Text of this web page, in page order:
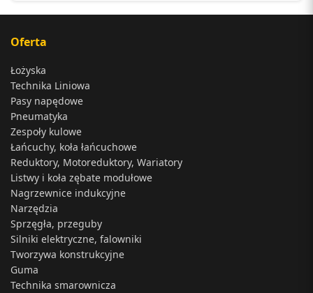
Oferta
Łożyska
Technika Liniowa
Pasy napędowe
Pneumatyka
Zespoły kulowe
Łańcuchy, koła łańcuchowe
Reduktory, Motoreduktory, Wariatory
Listwy i koła zębate modułowe
Nagrzewnice indukcyjne
Narzędzia
Sprzęgła, przeguby
Silniki elektryczne, falowniki
Tworzywa konstrukcyjne
Guma
Technika smarownicza